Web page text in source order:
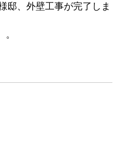
邸、外壁工事が完了しま